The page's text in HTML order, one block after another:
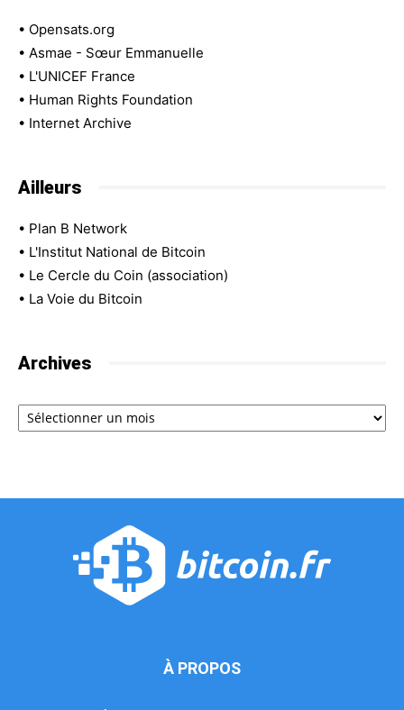
• Opensats.org
• Asmae - Sœur Emmanuelle
• L'UNICEF France
• Human Rights Foundation
• Internet Archive
Ailleurs
• Plan B Network
• L'Institut National de Bitcoin
• Le Cercle du Coin (association)
• La Voie du Bitcoin
Archives
Archives
À PROPOS